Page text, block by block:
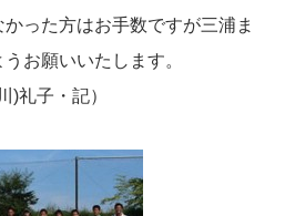
った方はお手数ですが三浦ま
お願いいたします。
)礼子・記）